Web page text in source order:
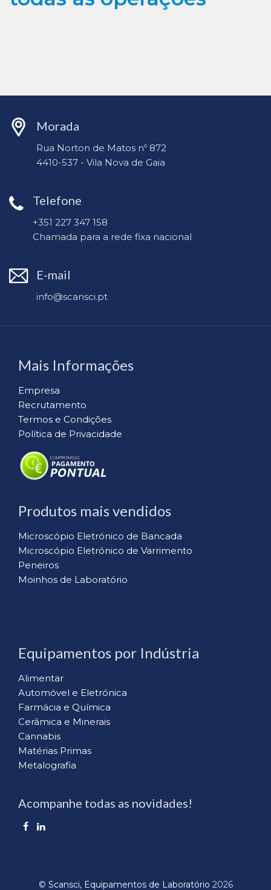
Morada
Rua Norton de Matos nº 872
4410-537 - Vila Nova de Gaia
Telefone
+351 227 347 158
Chamada para a rede fixa nacional
E-mail
info@scansci.pt
Mais Informações
Empresa
Recrutamento
Termos e Condições
Política de Privacidade
Produtos mais vendidos
Microscópio Eletrónico de Bancada
Microscópio Eletrónico de Varrimento
Peneiros
Moinhos de Laboratório
Equipamentos por Indústria
Alimentar
Automóvel e Eletrónica
Farmácia e Química
Cerâmica e Minerais
Cannabis
Matérias Primas
Metalografia
Acompanhe todas as novidades!
© Scansci, Equipamentos de Laboratório 2026